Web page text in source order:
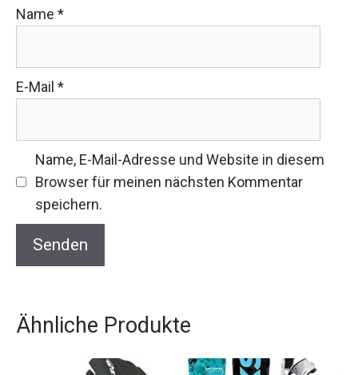
Name *
E-Mail *
Name, E-Mail-Adresse und Website in diesem
Browser für meinen nächsten Kommentar
speichern.
Ähnliche Produkte